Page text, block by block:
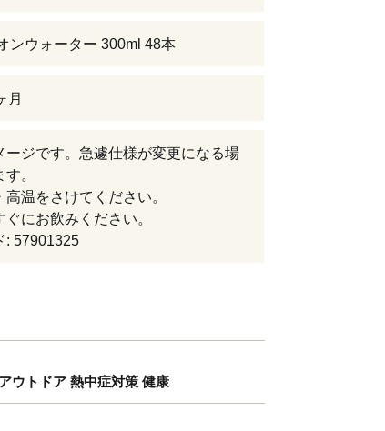
ンウォーター 300ml 48本
月
ジです。急遽仕様が変更になる場
。
温をさけてください。
にお飲みください。
: 57901325
ウトドア 熱中症対策 健康